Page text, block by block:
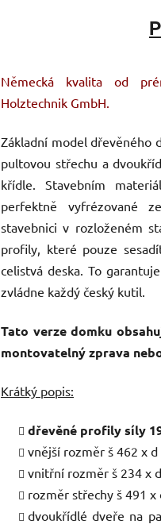
Německá kvalita od
Holztechnik GmbH.
Základní model dřevěného
pultovou střechu a
křídle. Stavebním
perfektně vyfrézované
stavebnici v rozloženém
profily, které pouze
celistvá deska. To
zvládne každý český kutil.
Tato verze domku
montovatelný zprava
Krátký popis:
dřevěné profily síly
vnější rozměr š 462 x d
vnitřní rozměr š 234 x
rozměr střechy š 491 x
dvoukřídlé dveře na